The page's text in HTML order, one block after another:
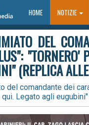
HOMEHOME NOTIZIE
DEL
"TORNERO'
(REPLICA
del comandante dei
Legato agli